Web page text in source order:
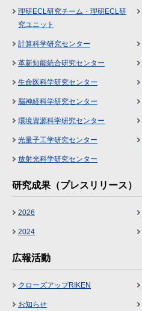
理研ECL研究チーム・理研ECL研
究ユニット
計算科学研究センター
革新知能統合研究センター
生命医科学研究センター
脳神経科学研究センター
環境資源科学研究センター
光量子工学研究センター
放射光科学研究センター
研究成果（プレスリリース）
2026
2024
広報活動
クローズアップRIKEN
お知らせ